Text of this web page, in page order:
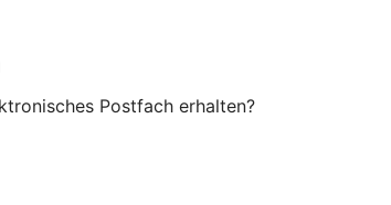
Postfach erhalten?